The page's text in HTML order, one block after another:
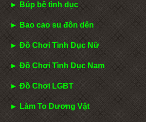
► Búp bê tình dục
► Bao cao su đôn dên
► Đồ Chơi Tình Dục Nữ
► Đồ Chơi Tình Dục Nam
► Đồ Chơi LGBT
► Làm To Dương Vật